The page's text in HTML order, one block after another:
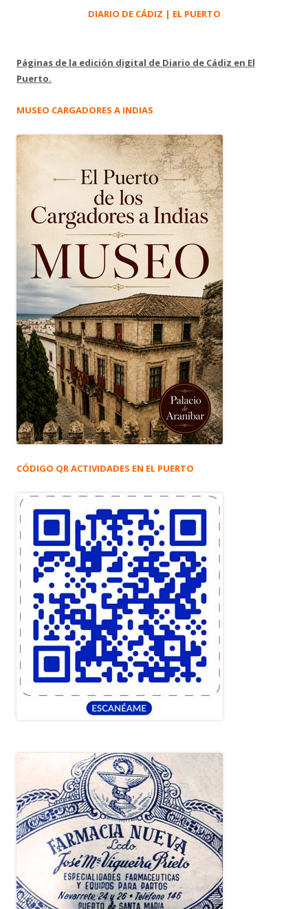
DIARIO DE CÁDIZ | EL PUERTO
Páginas de la edición digital de Diario de Cádiz en El
Puerto.
MUSEO CARGADORES A INDIAS
CÓDIGO QR ACTIVIDADES EN EL PUERTO